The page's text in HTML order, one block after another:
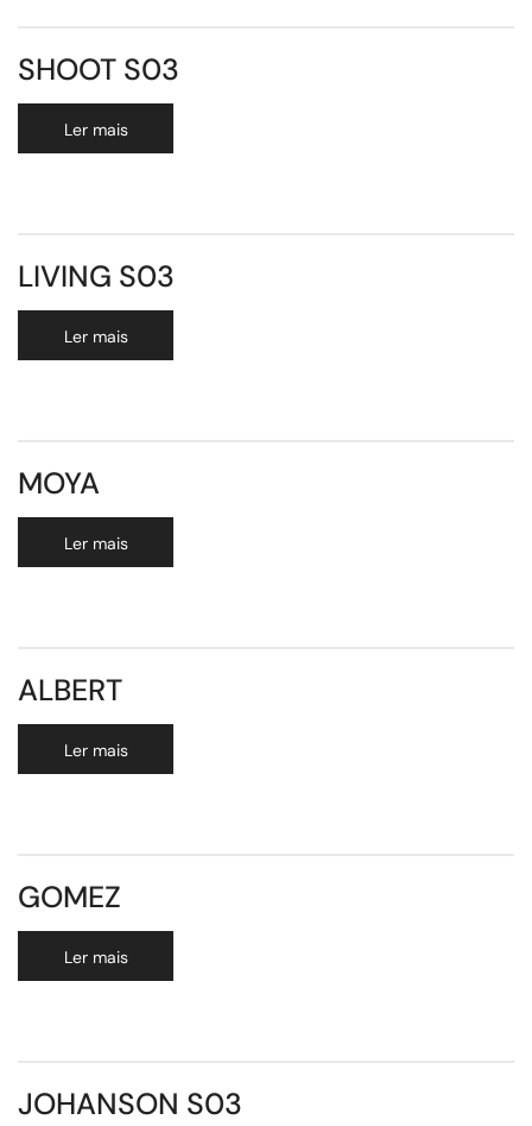
SHOOT S03
Ler mais
LIVING S03
Ler mais
MOYA
Ler mais
ALBERT
Ler mais
GOMEZ
Ler mais
JOHANSON S03